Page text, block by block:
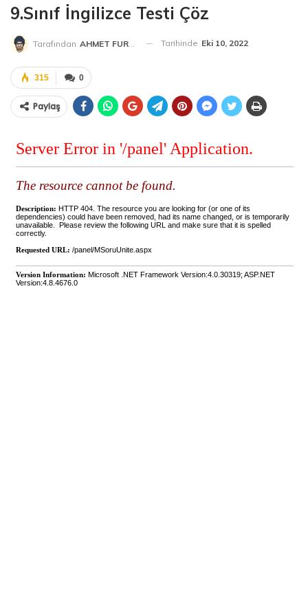
9.Sınıf İngilizce Testi Çöz
Tarafından AHMET FURKAN HOCA Tarihinde Eki 10, 2022
0
315
Paylaş